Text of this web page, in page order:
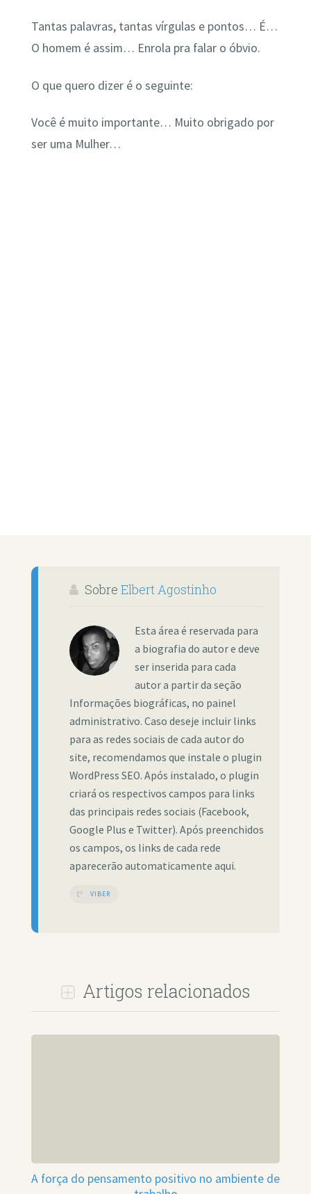
Tantas palavras, tantas vírgulas e pontos… É…
O homem é assim… Enrola pra falar o óbvio.
O que quero dizer é o seguinte:
Você é muito importante… Muito obrigado por
ser uma Mulher…
Sobre Elbert Agostinho
Esta área é reservada para
a biografia do autor e deve
ser inserida para cada
autor a partir da seção
Informações biográficas, no painel
administrativo. Caso deseje incluir links
para as redes sociais de cada autor do
site, recomendamos que instale o plugin
WordPress SEO. Após instalado, o plugin
criará os respectivos campos para links
das principais redes sociais (Facebook,
Google Plus e Twitter). Após preenchidos
os campos, os links de cada rede
aparecerão automaticamente aqui.
VIBER
Artigos relacionados
A força do pensamento positivo no ambiente de